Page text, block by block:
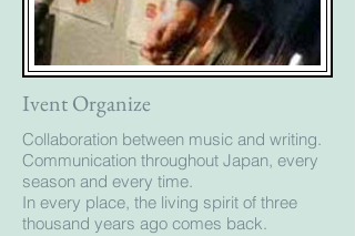
Ivent Organize
​Collaboration between music and writing.
Communication throughout Japan, every
season and every time.
In every place, the living spirit of three
thousand years ago comes back.